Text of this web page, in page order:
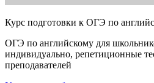
Курс подготовки к ОГЭ по
ОГЭ по английскому для
индивидуально, репетиционные
преподавателей